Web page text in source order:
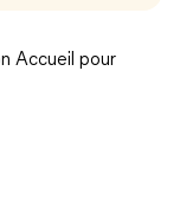
Accueil pour